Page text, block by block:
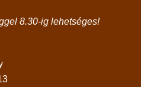
8.30-ig lehetséges!